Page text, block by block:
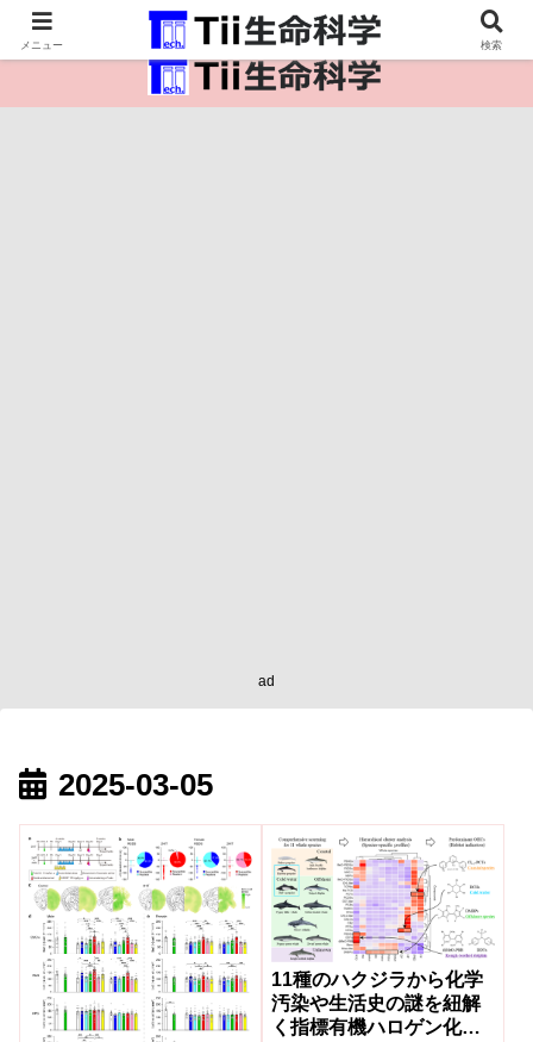
医療保健・生命・生物の情報インフラ。
ad
2025-03-05
11種のハクジラから化学
汚染や生活史の謎を紐解
く指標有機ハロゲン化合
メニュー 検索